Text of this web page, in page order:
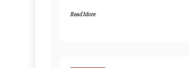
Read More